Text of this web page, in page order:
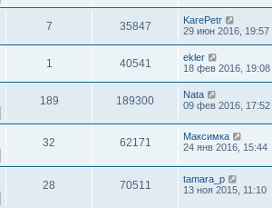
7 35847
KarePetr
29 июн 2016, 19:57
1 40541
ekler
18 фев 2016, 19:08
189 189300
Nata
09 фев 2016, 17:52
32 62171
Максимка
24 янв 2016, 15:44
28 70511
tamara_p
13 ноя 2015, 11:10